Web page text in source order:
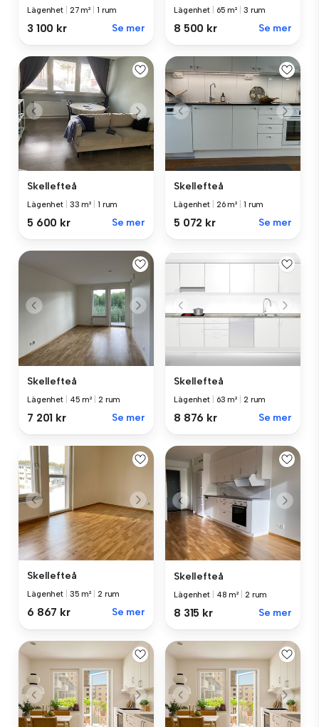
Lägenhet 27 m² 1 rum
3 100 kr Se mer
Lägenhet 65 m² 3 rum
8 500 kr Se mer
Skellefteå
Lägenhet 33 m² 1 rum
5 600 kr Se mer
Skellefteå
Lägenhet 26 m² 1 rum
5 072 kr Se mer
Skellefteå
Lägenhet 45 m² 2 rum
7 201 kr Se mer
Skellefteå
Lägenhet 63 m² 2 rum
8 876 kr Se mer
Skellefteå
Lägenhet 35 m² 2 rum
6 867 kr Se mer
Skellefteå
Lägenhet 48 m² 2 rum
8 315 kr Se mer